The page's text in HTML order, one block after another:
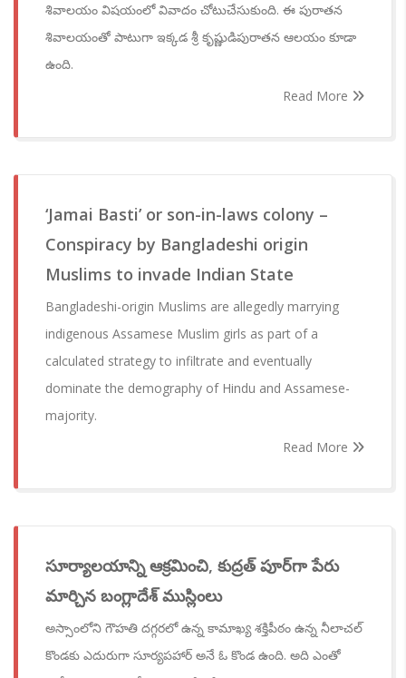
శివాలయం విషయంలో వివాదం చోటుచేసుకుంది. ఈ పురాతన
శివాలయంతో పాటుగా ఇక్కడ శ్రీ కృష్ణుడిపురాతన ఆలయం కూడా
ఉంది.
Read More
‘Jamai Basti’ or son-in-laws colony –
Conspiracy by Bangladeshi origin
Muslims to invade Indian State
Bangladeshi-origin Muslims are allegedly marrying
indigenous Assamese Muslim girls as part of a
calculated strategy to infiltrate and eventually
dominate the demography of Hindu and Assamese-
majority.
Read More
సూర్యాలయాన్ని ఆక్రమించి, కుద్రత్ పూర్‌గా పేరు
మార్చిన బంగ్లాదేశ్ ముస్లింలు
అస్సాంలోని గౌహతి దగ్గరలో ఉన్న కామాఖ్య శక్తిపీఠం ఉన్న నీలాచల్
కొండకు ఎదురుగా సూర్యపహార్ అనే ఓ కొండ ఉంది. అది ఎంతో